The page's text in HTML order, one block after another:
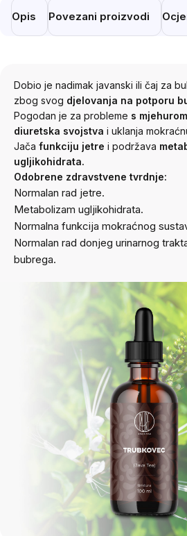
Opis Povezani proizvodi
Dobio je nadimak javanski ili čaj za
zbog svog djelovanja na potporu
Pogodan je za probleme s mjehurom
diuretska svojstva i uklanja
Jača funkciju jetre i podržava
ugljikohidrata.
Odobrene zdravstvene tvrdnje:
Normalan rad jetre.
Metabolizam ugljikohidrata.
Normalna funkcija mokraćnog
Normalan rad donjeg urinarnog
bubrega.